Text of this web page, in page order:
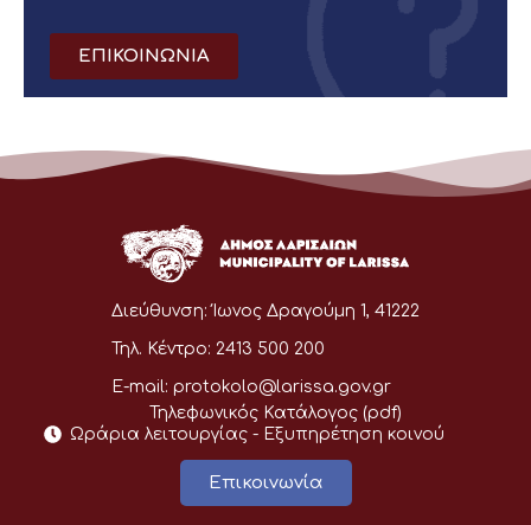
ΕΠΙΚΟΙΝΩΝΙΑ
Διεύθυνση: Ίωνος Δραγούμη 1, 41222
Τηλ. Κέντρο: 2413 500 200
E-mail: protokolo@larissa.gov.gr
Τηλεφωνικός Κατάλογος (pdf)
Ωράρια λειτουργίας - Eξυπηρέτηση κοινού
Επικοινωνία